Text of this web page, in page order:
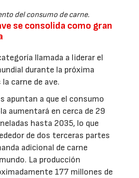
del consumo de carne.
se consolida como gran
llamada a liderar el
durante la próxima
la carne de ave.
apuntan a que el consumo
aumentará en cerca de 29
hasta 2035, lo que
de dos terceras partes
adicional de carne
La producción
177 millones de